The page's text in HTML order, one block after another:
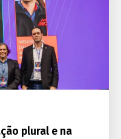
plural e na